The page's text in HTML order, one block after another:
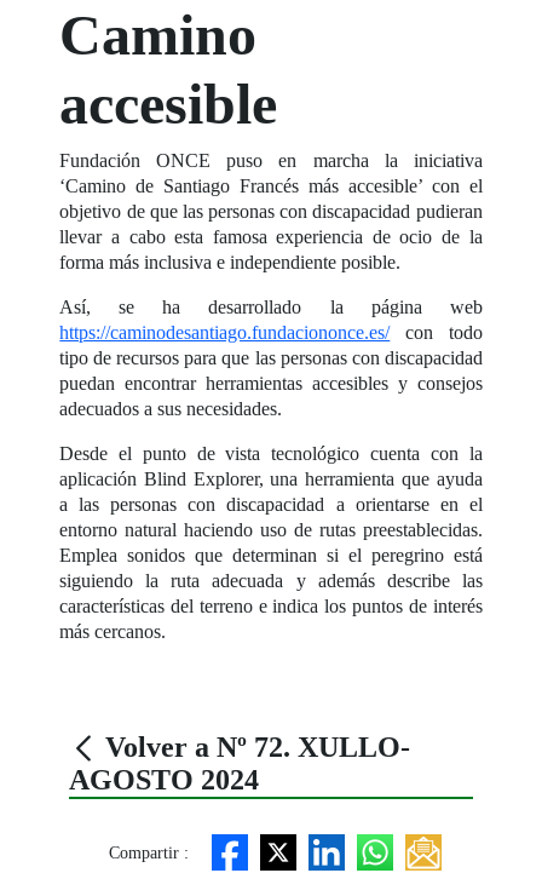
Camino
accesible
Fundación ONCE puso en marcha la iniciativa
‘Camino de Santiago Francés más accesible’ con el
objetivo de que las personas con discapacidad pudieran
llevar a cabo esta famosa experiencia de ocio de la
forma más inclusiva e independiente posible.
Así, se ha desarrollado la página web
https://caminodesantiago.fundaciononce.es/con todo
tipo de recursos para que las personas con discapacidad
puedan encontrar herramientas accesibles y consejos
adecuados a sus necesidades.
Desde el punto de vista tecnológico cuenta con la
aplicación Blind Explorer, una herramienta que ayuda
a las personas con discapacidad a orientarse en el
entorno natural haciendo uso de rutas preestablecidas.
Emplea sonidos que determinan si el peregrino está
siguiendo la ruta adecuada y además describe las
características del terreno e indica los puntos de interés
más cercanos.
Volver a Nº 72. XULLO-
AGOSTO 2024
Compartir :